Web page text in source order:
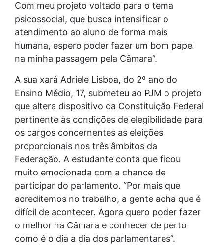
Com meu projeto voltado para o tema
psicossocial, que busca intensificar o
atendimento ao aluno de forma mais
humana, espero poder fazer um bom papel
na minha passagem pela Câmara”.
A sua xará Adriele Lisboa, do 2º ano do
Ensino Médio, 17, submeteu ao PJM o projeto
que altera dispositivo da Constituição Federal
pertinente às condições de elegibilidade para
os cargos concernentes as eleições
proporcionais nos três âmbitos da
Federação. A estudante conta que ficou
muito emocionada com a chance de
participar do parlamento. “Por mais que
acreditemos no trabalho, a gente acha que é
difícil de acontecer. Agora quero poder fazer
o melhor na Câmara e conhecer de perto
como é o dia a dia dos parlamentares”.